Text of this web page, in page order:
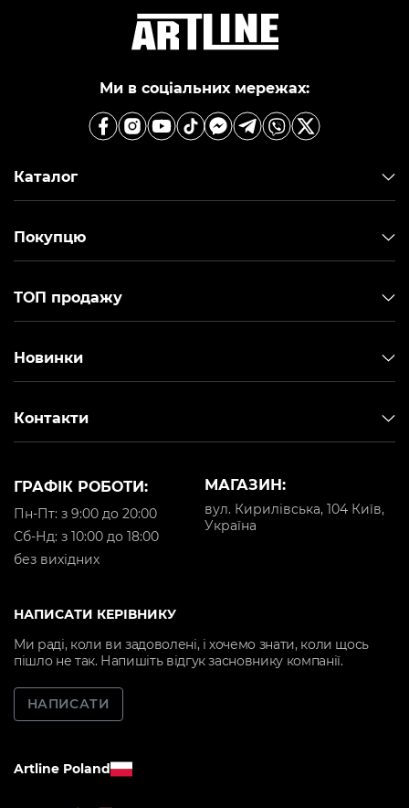
Ми в соціальних мережах:
Каталог
Покупцю
ТОП продажу
Новинки
Контакти
МАГАЗИН:
вул. Кирилівська, 104 Київ,
Україна
ГРАФІК РОБОТИ:
Пн-Пт: з 9:00 до 20:00
Cб-Нд: з 10:00 до 18:00
без вихідних
НАПИСАТИ КЕРІВНИКУ
Ми раді, коли ви задоволені, і хочемо знати, коли щось
пішло не так. Напишіть відгук засновнику компанії.
НАПИСАТИ
Artline Poland